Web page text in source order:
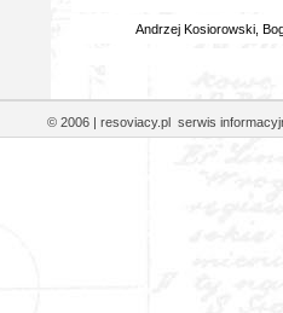
Andrzej Kosiorowski,
© 2006 | resoviacy.pl serwis